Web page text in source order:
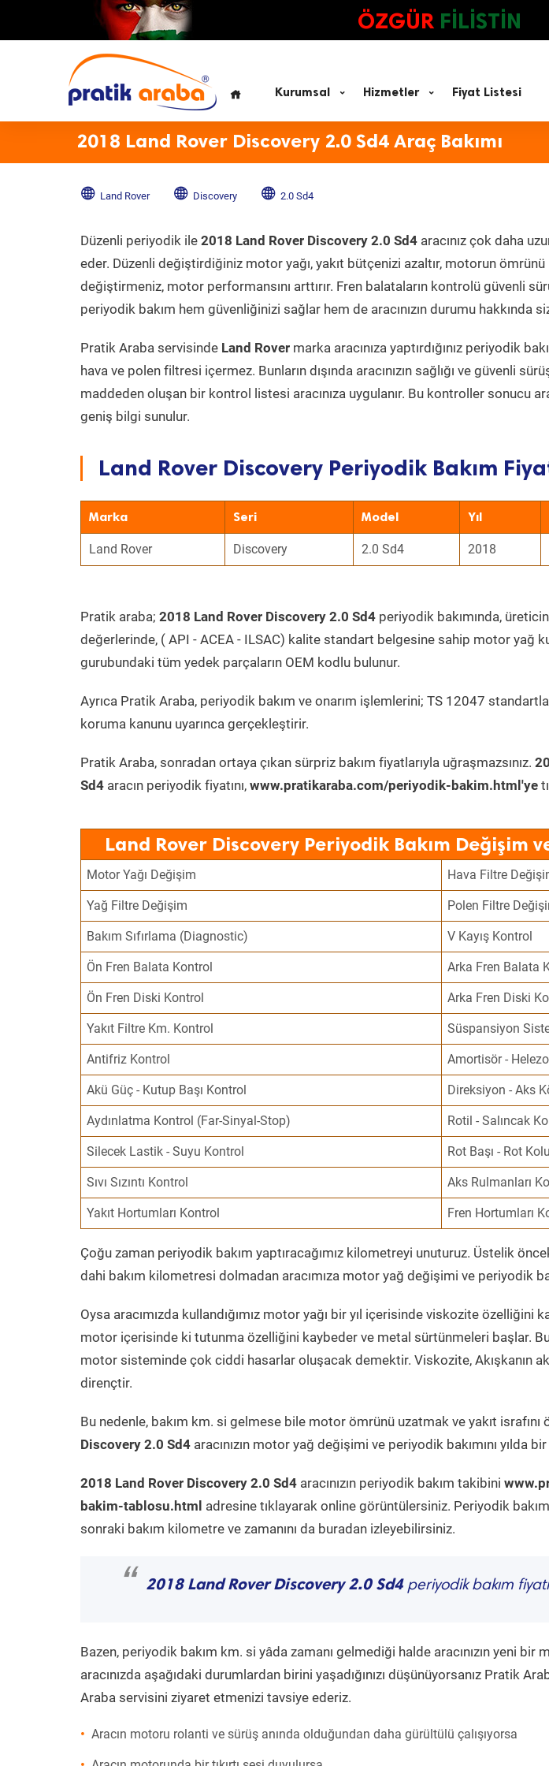
ÖZGÜR FİLİSTİN
Kurumsal Hizmetler Fiyat Listesi
2018 Land Rover Discovery 2.0 Sd4 Araç Bakımı
Land Rover Discovery 2.0 Sd4
Düzenli periyodik ile 2018 Land Rover Discovery 2.0 Sd4 aracınız çok daha
eder. Düzenli değiştirdiğiniz motor yağı, yakıt bütçenizi azaltır, motorun
değiştirmeniz, motor performansını arttırır. Fren balataların kontrolü güvenli
periyodik bakım hem güvenliğinizi sağlar hem de aracınızın durumu hakkında
Pratik Araba servisinde Land Rover marka aracınıza yaptırdığınız periyodik
hava ve polen filtresi içermez. Bunların dışında aracınızın sağlığı ve güvenli
maddeden oluşan bir kontrol listesi aracınıza uygulanır. Bu kontroller sonucu
geniş bilgi sunulur.
Land Rover Discovery Periyodik Bakım
Marka Seri Model Yıl
Land Rover Discovery 2.0 Sd4 2018
Pratik araba; 2018 Land Rover Discovery 2.0 Sd4 periyodik bakımında,
değerlerinde, ( API - ACEA - ILSAC) kalite standart belgesine sahip motor yağ
gurubundaki tüm yedek parçaların OEM kodlu bulunur.
Ayrıca Pratik Araba, periyodik bakım ve onarım işlemlerini; TS 12047
koruma kanunu uyarınca gerçekleştirir.
Pratik Araba, sonradan ortaya çıkan sürpriz bakım fiyatlarıyla uğraşmazsınız.
Sd4 aracın periyodik fiyatını, www.pratikaraba.com/periyodik-bakim.html'ye
Land Rover Discovery Periyodik Bakım Değişim
Motor Yağı Değişim Hava Filtre
Yağ Filtre Değişim Polen Filtre
Bakım Sıfırlama (Diagnostic) V Kayış Kontrol
Ön Fren Balata Kontrol Arka Fren Balata
Ön Fren Diski Kontrol Arka Fren Diski
Yakıt Filtre Km. Kontrol Süspansiyon
Antifriz Kontrol Amortisör -
Akü Güç - Kutup Başı Kontrol Direksiyon - Aks
Aydınlatma Kontrol (Far-Sinyal-Stop) Rotil - Salıncak
Silecek Lastik - Suyu Kontrol Rot Başı - Rot
Sıvı Sızıntı Kontrol Aks Rulmanları
Yakıt Hortumları Kontrol Fren Hortumları
Çoğu zaman periyodik bakım yaptıracağımız kilometreyi unuturuz. Üstelik
dahi bakım kilometresi dolmadan aracımıza motor yağ değişimi ve periyodik
Oysa aracımızda kullandığımız motor yağı bir yıl içerisinde viskozite özelliğini
motor içerisinde ki tutunma özelliğini kaybeder ve metal sürtünmeleri başlar.
motor sisteminde çok ciddi hasarlar oluşacak demektir. Viskozite, Akışkanın
dirençtir.
Bu nedenle, bakım km. si gelmese bile motor ömrünü uzatmak ve yakıt israfını
Discovery 2.0 Sd4 aracınızın motor yağ değişimi ve periyodik bakımını yılda
2018 Land Rover Discovery 2.0 Sd4 aracınızın periyodik bakım takibini
bakim-tablosu.html adresine tıklayarak online görüntülersiniz. Periyodik
sonraki bakım kilometre ve zamanını da buradan izleyebilirsiniz.
“ 2018 Land Rover Discovery 2.0 Sd4 periyodik bakım
Bazen, periyodik bakım km. si yâda zamanı gelmediği halde aracınızın yeni bir
aracınızda aşağıdaki durumlardan birini yaşadığınızı düşünüyorsanız Pratik
Araba servisini ziyaret etmenizi tavsiye ederiz.
Aracın motoru rolanti ve sürüş anında olduğundan daha gürültülü çalışıyorsa